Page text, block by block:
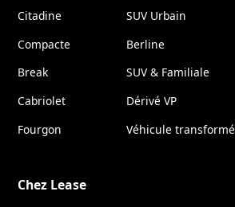
Citadine
SUV Urbain
Compacte
Berline
Break
SUV & Familiale
Cabriolet
Dérivé VP
Fourgon
Véhicule transformé
Chez Lease